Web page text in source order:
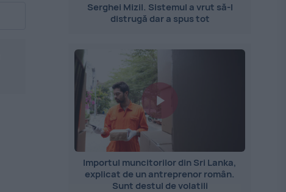
Serghei Mizil. Sistemul a vrut să-l
distrugă dar a spus tot
Importul muncitorilor din Sri Lanka,
explicat de un antreprenor român.
Sunt destul de volatili